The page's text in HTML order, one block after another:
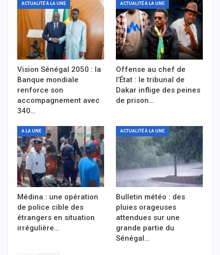
ACTUALITÉ À LA UNE
Vision Sénégal 2050 : la
Banque mondiale
renforce son
accompagnement avec
340…
ACTUALITÉ À LA UNE
Offense au chef de
l’État : le tribunal de
Dakar inflige des peines
de prison…
A LA UNE
Médina : une opération
de police cible des
étrangers en situation
irrégulière…
ACTUALITÉ À LA UNE
Bulletin météo : des
pluies orageuses
attendues sur une
grande partie du
Sénégal…